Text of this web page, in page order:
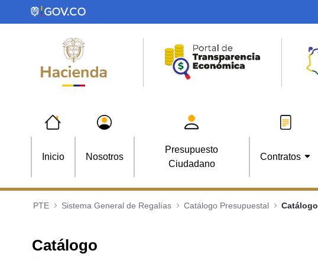
Saltar al contenido principal
Inicio Nosotros
Presupuesto
Ciudadano
Contratos
PTE Sistema General de Regalías Catálogo Presupuestal Catálogo
Catálogo